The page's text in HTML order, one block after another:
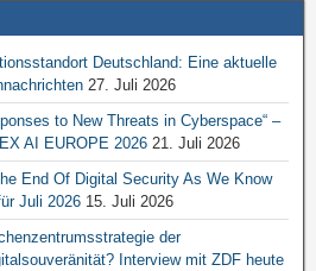
Deutschland: Eine aktuelle
27. Juli 2026
to New Threats in Cyberspace“ –
AI EUROPE 2026 21. Juli 2026
End Of Digital Security As We Know
Juli 2026 15. Juli 2026
der
Interview mit ZDF heute